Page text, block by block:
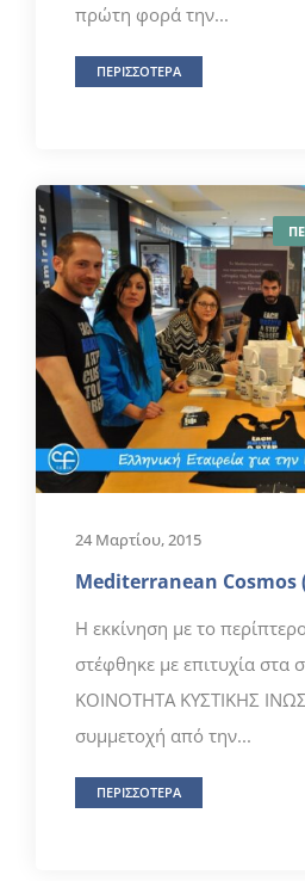
πρώτη φορά την...
ΠΕΡΙΣΣΟΤΕΡΑ
24 Μαρτίου, 2015
Mediterranean Cosmos
Η εκκίνηση με το
στέφθηκε με επιτυχία στα
ΚΟΙΝΟΤΗΤΑ ΚΥΣΤΙΚΗΣ
συμμετοχή από την...
ΠΕΡΙΣΣΟΤΕΡΑ